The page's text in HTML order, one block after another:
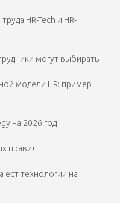
HR-Tech и HR-
могут выбирать
модели HR: пример
на 2026 год
правил
ест технологии на